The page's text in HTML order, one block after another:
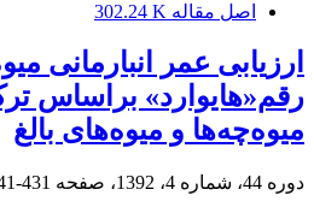
اصل مقاله 302.24 K
ارزیابی عمر انبارمانی
رقم«هایوارد» بر‌اساس
میوه‌چه‌ها و میوه‌های بالغ
دوره 44، شماره 4، 1392، صفحه 431-441